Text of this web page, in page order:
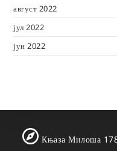
август 2022
јул 2022
јун 2022
Књаза Милоша